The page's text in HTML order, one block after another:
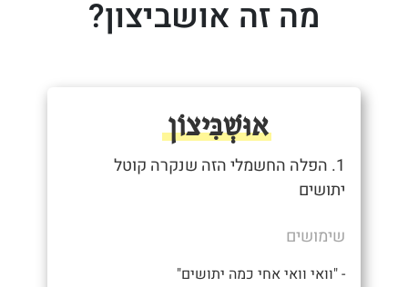
מה זה אושביצון?
אוּשְׁבִּיצוֹן
1. הפלה החשמלי הזה שנקרה קוטל
יתושים
שימושים
- "וואי וואי אחי כמה יתושים"